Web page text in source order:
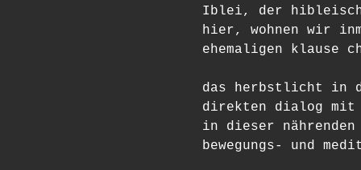
Iblei, der
hier, wohnen wir
ehemaligen klause
das herbstlicht in
direkten dialog mit
in dieser nährenden
bewegungs- und